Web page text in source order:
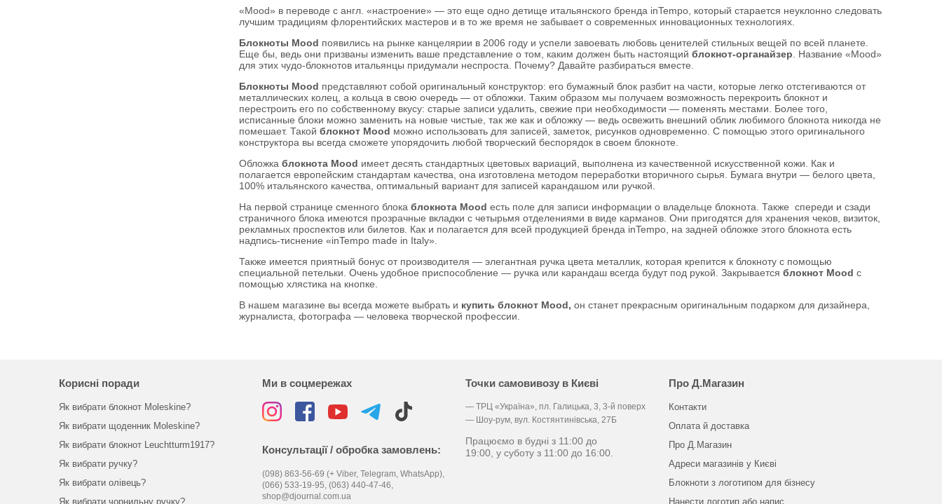
«Mood» в переводе с англ. «настроение» — это еще одно детище итальянского бренда inTempo, который старается неуклонно следовать
лучшим традициям флорентийских мастеров и в то же время не забывает о современных инновационных технологиях.
Блокноты Mood появились на рынке канцелярии в 2006 году и успели завоевать любовь ценителей стильных вещей по всей планете.
Еще бы, ведь они призваны изменить ваше представление о том, каким должен быть настоящий блокнот-органайзер . Название «Mood»
для этих чудо-блокнотов итальянцы придумали неспроста. Почему? Давайте разбираться вместе.
Блокноты Mood представляют собой оригинальный конструктор: его бумажный блок разбит на части, которые легко отстегиваются от
металлических колец, а кольца в свою очередь — от обложки. Таким образом мы получаем возможность перекроить блокнот и
перестроить его по собственному вкусу: старые записи удалить, свежие при необходимости — поменять местами. Более того,
исписанные блоки можно заменить на новые чистые, так же как и обложку — ведь освежить внешний облик любимого блокнота никогда не
помешает. Такой блокнот Mood можно использовать для записей, заметок, рисунков одновременно. С помощью этого оригинального
конструктора вы всегда сможете упорядочить любой творческий беспорядок в своем блокноте.
Обложка блокнота Mood имеет десять стандартных цветовых вариаций, выполнена из качественной искусственной кожи. Как и
полагается европейским стандартам качества, она изготовлена методом переработки вторичного сырья. Бумага внутри — белого цвета,
100% итальянского качества, оптимальный вариант для записей карандашом или ручкой.
На первой странице сменного блока блокнота Mood есть поле для записи информации о владельце блокнота. Также спереди и сзади
страничного блока имеются прозрачные вкладки с четырьмя отделениями в виде карманов. Они пригодятся для хранения чеков, визиток,
рекламных проспектов или билетов. Как и полагается для всей продукцией бренда inTempo, на задней обложке этого блокнота есть
надпись-тиснение «inTempo made in Italy».
Также имеется приятный бонус от производителя — элегантная ручка цвета металлик, которая крепится к блокноту с помощью
специальной петельки. Очень удобное приспособление — ручка или карандаш всегда будут под рукой. Закрывается блокнот Mood с
помощью хлястика на кнопке.
В нашем магазине вы всегда можете выбрать и купить блокнот Mood, он станет прекрасным оригинальным подарком для дизайнера,
журналиста, фотографа — человека творческой профессии.
Корисні поради
Як вибрати блокнот Moleskine?
Як вибрати щоденник Moleskine?
Як вибрати блокнот Leuchtturm1917?
Як вибрати ручку?
Як вибрати олівець?
Як вибрати чорнильну ручку?
Ми в соцмережах
Консультації / обробка замовлень:
(098) 863-56-69 (+ Viber, Telegram, WhatsApp),
(066) 533-19-95, (063) 440-47-46,
shop@djournal.com.ua
Точки самовивозу в Києві
— ТРЦ «Україна», пл. Галицька, 3, 3-й поверх
— Шоу-рум, вул. Костянтинівська, 27Б
Працюємо в будні з 11:00 до
19:00, у суботу з 11:00 до 16:00.
Про Д.Магазин
Контакти
Оплата й доставка
Про Д.Магазин
Адреси магазинів у Києві
Блокноти з логотипом для бізнесу
Нанести логотип або напис